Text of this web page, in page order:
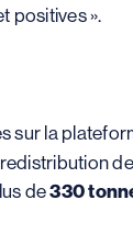
positives ».
sur la
de330